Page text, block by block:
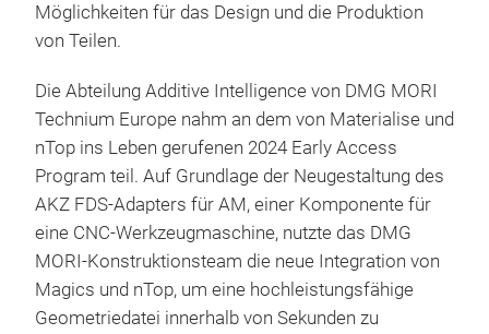
Möglichkeiten für das Design und die Produktion
von Teilen.
Die Abteilung Additive Intelligence von DMG MORI
Technium Europe nahm an dem von Materialise und
nTop ins Leben gerufenen 2024 Early Access
Program teil. Auf Grundlage der Neugestaltung des
AKZ FDS-Adapters für AM, einer Komponente für
eine CNC-Werkzeugmaschine, nutzte das DMG
MORI-Konstruktionsteam die neue Integration von
Magics und nTop, um eine hochleistungsfähige
Geometriedatei innerhalb von Sekunden zu